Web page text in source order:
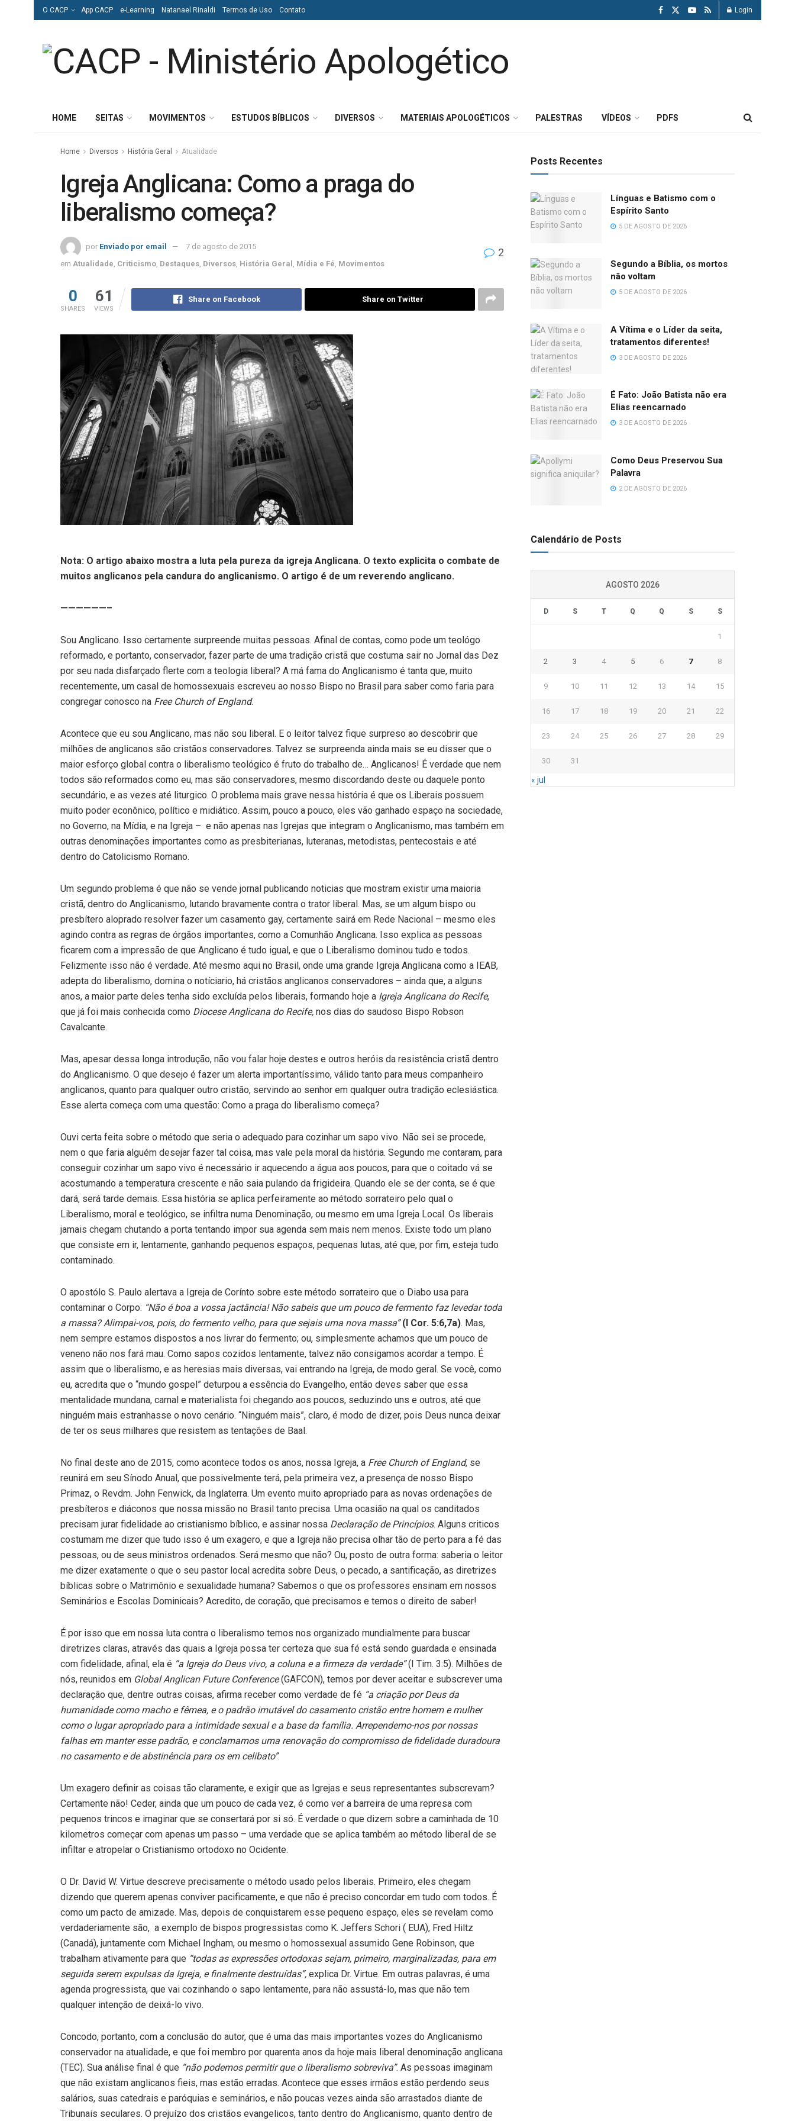
O CACP App CACP e-Learning Natanael Rinaldi Termos de Uso Contato Login
HOME SEITAS MOVIMENTOS ESTUDOS BÍBLICOS DIVERSOS MATERIAIS APOLOGÉTICOS PALESTRAS VÍDEOS PDFS
Home Diversos História Geral Atualidade
Igreja Anglicana: Como a praga do
liberalismo começa?
por Enviado por email
7 de agosto de 2015
em Atualidade Criticismo Destaques Diversos História Geral Mídia e Fé Movimentos
2
0
SHARES
61
VIEWS
Share on Facebook Share on Twitter
Nota: O artigo abaixo mostra a luta pela pureza da igreja Anglicana. O texto explicita o combate de
muitos anglicanos pela candura do anglicanismo. O artigo é de um reverendo anglicano.
——————–
Sou Anglicano. Isso certamente surpreende muitas pessoas. Afinal de contas, como pode um teológo
reformado, e portanto, conservador, fazer parte de uma tradição cristã que costuma sair no Jornal das Dez
por seu nada disfarçado flerte com a teologia liberal? A má fama do Anglicanismo é tanta que, muito
recentemente, um casal de homossexuais escreveu ao nosso Bispo no Brasil para saber como faria para
congregar conosco na Free Church of England.
Acontece que eu sou Anglicano, mas não sou liberal. E o leitor talvez fique surpreso ao descobrir que
milhões de anglicanos são cristãos conservadores. Talvez se surpreenda ainda mais se eu disser que o
maior esforço global contra o liberalismo teológico é fruto do trabalho de… Anglicanos! É verdade que nem
todos são reformados como eu, mas são conservadores, mesmo discordando deste ou daquele ponto
secundário, e as vezes até liturgico. O problema mais grave nessa história é que os Liberais possuem
muito poder econônico, político e midiático. Assim, pouco a pouco, eles vão ganhado espaço na sociedade,
no Governo, na Mídia, e na Igreja – e não apenas nas Igrejas que integram o Anglicanismo, mas também em
outras denominações importantes como as presbiterianas, luteranas, metodistas, pentecostais e até
dentro do Catolicismo Romano.
Um segundo problema é que não se vende jornal publicando noticias que mostram existir uma maioria
cristã, dentro do Anglicanismo, lutando bravamente contra o trator liberal. Mas, se um algum bispo ou
presbítero aloprado resolver fazer um casamento gay, certamente sairá em Rede Nacional – mesmo eles
agindo contra as regras de órgãos importantes, como a Comunhão Anglicana. Isso explica as pessoas
ficarem com a impressão de que Anglicano é tudo igual, e que o Liberalismo dominou tudo e todos.
Felizmente isso não é verdade. Até mesmo aqui no Brasil, onde uma grande Igreja Anglicana como a IEAB,
adepta do liberalismo, domina o notíciario, há cristãos anglicanos conservadores – ainda que, a alguns
anos, a maior parte deles tenha sido excluída pelos liberais, formando hoje a Igreja Anglicana do Recife,
que já foi mais conhecida como Diocese Anglicana do Recife, nos dias do saudoso Bispo Robson
Cavalcante.
Mas, apesar dessa longa introdução, não vou falar hoje destes e outros heróis da resistência cristã dentro
do Anglicanismo. O que desejo é fazer um alerta importantíssimo, válido tanto para meus companheiro
anglicanos, quanto para qualquer outro cristão, servindo ao senhor em qualquer outra tradição eclesiástica.
Esse alerta começa com uma questão: Como a praga do liberalismo começa?
Ouvi certa feita sobre o método que seria o adequado para cozinhar um sapo vivo. Não sei se procede,
nem o que faria alguém desejar fazer tal coisa, mas vale pela moral da história. Segundo me contaram, para
conseguir cozinhar um sapo vivo é necessário ir aquecendo a água aos poucos, para que o coitado vá se
acostumando a temperatura crescente e não saia pulando da frigideira. Quando ele se der conta, se é que
dará, será tarde demais. Essa história se aplica perfeiramente ao método sorrateiro pelo qual o
Liberalismo, moral e teológico, se infiltra numa Denominação, ou mesmo em uma Igreja Local. Os liberais
jamais chegam chutando a porta tentando impor sua agenda sem mais nem menos. Existe todo um plano
que consiste em ir, lentamente, ganhando pequenos espaços, pequenas lutas, até que, por fim, esteja tudo
contaminado.
O apostólo S. Paulo alertava a Igreja de Corínto sobre este método sorrateiro que o Diabo usa para
contaminar o Corpo: “Não é boa a vossa jactância! Não sabeis que um pouco de fermento faz levedar toda
a massa? Alimpai-vos, pois, do fermento velho, para que sejais uma nova massa” (I Cor. 5:6,7a). Mas,
nem sempre estamos dispostos a nos livrar do fermento; ou, simplesmente achamos que um pouco de
veneno não nos fará mau. Como sapos cozidos lentamente, talvez não consigamos acordar a tempo. É
assim que o liberalismo, e as heresias mais diversas, vai entrando na Igreja, de modo geral. Se você, como
eu, acredita que o “mundo gospel” deturpou a essência do Evangelho, então deves saber que essa
mentalidade mundana, carnal e materialista foi chegando aos poucos, seduzindo uns e outros, até que
ninguém mais estranhasse o novo cenário. “Ninguém mais”, claro, é modo de dizer, pois Deus nunca deixar
de ter os seus milhares que resistem as tentações de Baal.
No final deste ano de 2015, como acontece todos os anos, nossa Igreja, a Free Church of England, se
reunirá em seu Sínodo Anual, que possivelmente terá, pela primeira vez, a presença de nosso Bispo
Primaz, o Revdm. John Fenwick, da Inglaterra. Um evento muito apropriado para as novas ordenações de
presbíteros e diáconos que nossa missão no Brasil tanto precisa. Uma ocasião na qual os canditados
precisam jurar fidelidade ao cristianismo bíblico, e assinar nossa Declaração de Princípios. Alguns criticos
costumam me dizer que tudo isso é um exagero, e que a Igreja não precisa olhar tão de perto para a fé das
pessoas, ou de seus ministros ordenados. Será mesmo que não? Ou, posto de outra forma: saberia o leitor
me dizer exatamente o que o seu pastor local acredita sobre Deus, o pecado, a santificação, as diretrizes
bíblicas sobre o Matrimônio e sexualidade humana? Sabemos o que os professores ensinam em nossos
Seminários e Escolas Dominicais? Acredito, de coração, que precisamos e temos o direito de saber!
É por isso que em nossa luta contra o liberalismo temos nos organizado mundialmente para buscar
diretrizes claras, através das quais a Igreja possa ter certeza que sua fé está sendo guardada e ensinada
com fidelidade, afinal, ela é “a Igreja do Deus vivo, a coluna e a firmeza da verdade”(I Tim. 3:5). Milhões de
nós, reunidos em Global Anglican Future Conference(GAFCON), temos por dever aceitar e subscrever uma
declaração que, dentre outras coisas, afirma receber como verdade de fé “a criação por Deus da
humanidade como macho e fêmea, e o padrão imutável do casamento cristão entre homem e mulher
como o lugar apropriado para a intimidade sexual e a base da família. Arrependemo-nos por nossas
falhas em manter esse padrão, e conclamamos uma renovação do compromisso de fidelidade duradoura
no casamento e de abstinência para os em celibato”.
Um exagero definir as coisas tão claramente, e exigir que as Igrejas e seus representantes subscrevam?
Certamente não! Ceder, ainda que um pouco de cada vez, é como ver a barreira de uma represa com
pequenos trincos e imaginar que se consertará por si só. É verdade o que dizem sobre a caminhada de 10
kilometros começar com apenas um passo – uma verdade que se aplica também ao método liberal de se
infiltar e atropelar o Cristianismo ortodoxo no Ocidente.
O Dr. David W. Virtue descreve precisamente o método usado pelos liberais. Primeiro, eles chegam
dizendo que querem apenas conviver pacificamente, e que não é preciso concordar em tudo com todos. É
como um pacto de amizade. Mas, depois de conquistarem esse pequeno espaço, eles se revelam como
verdaderiamente são, a exemplo de bispos progressistas como K. Jeffers Schori ( EUA), Fred Hiltz
(Canadá), juntamente com Michael Ingham, ou mesmo o homossexual assumido Gene Robinson, que
trabalham ativamente para que “todas as expressões ortodoxas sejam, primeiro, marginalizadas, para em
seguida serem expulsas da Igreja, e finalmente destruídas”, explica Dr. Virtue. Em outras palavras, é uma
agenda progressista, que vai cozinhando o sapo lentamente, para não assustá-lo, mas que não tem
qualquer intenção de deixá-lo vivo.
Concodo, portanto, com a conclusão do autor, que é uma das mais importantes vozes do Anglicanismo
conservador na atualidade, e que foi membro por quarenta anos da hoje mais liberal denominação anglicana
(TEC). Sua análise final é que “não podemos permitir que o liberalismo sobreviva”. As pessoas imaginam
que não existam anglicanos fieis, mas estão erradas. Acontece que esses irmãos estão perdendo seus
salários, suas catedrais e paróquias e seminários, e não poucas vezes ainda são arrastados diante de
Tribunais seculares. O prejuízo dos cristãos evangelicos, tanto dentro do Anglicanismo, quanto dentro de
Posts Recentes
Línguas e Batismo com o
Espírito Santo
5 DE AGOSTO DE 2026
Segundo a Bíblia, os mortos
não voltam
5 DE AGOSTO DE 2026
A Vítima e o Líder da seita,
tratamentos diferentes!
3 DE AGOSTO DE 2026
É Fato: João Batista não era
Elias reencarnado
3 DE AGOSTO DE 2026
Como Deus Preservou Sua
Palavra
2 DE AGOSTO DE 2026
Calendário de Posts
AGOSTO 2026
D S T Q Q S S
1
2 3 4 5 6 7 8
9 10 11 12 13 14 15
16 17 18 19 20 21 22
23 24 25 26 27 28 29
30 31
« jul